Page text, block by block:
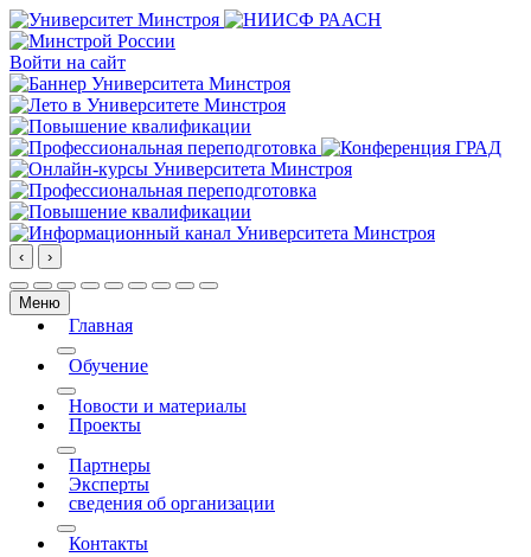
Войти на сайт
‹ ›
Меню
Главная
More about: Главная
Обучение
More about: Обучение
Новости и материалы
Проекты
More about: Проекты
Партнеры
Эксперты
сведения об организации
More about: сведения об организации
Контакты